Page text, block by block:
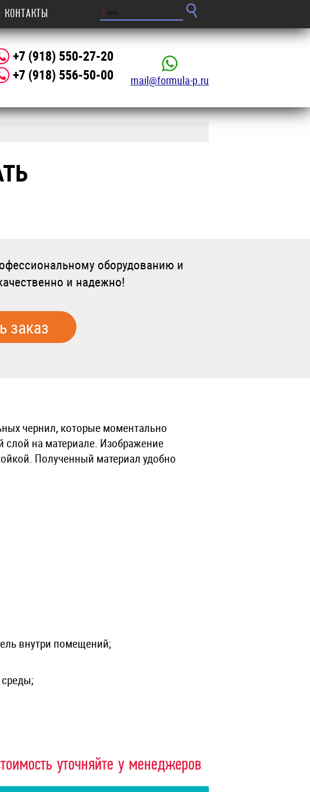
КОНТАКТЫ
+7 (918) 550-27-20
+7 (918) 556-50-00
mail@formula-p.ru
оборудованию и
и надежно!
заказ
чернил, которые моментально
слой на материале. Изображение
Полученный материал удобно
внутри помещений;
уточняйте у менеджеров